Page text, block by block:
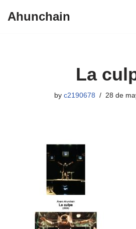
Ahunchain
La
by c2190678 28 de